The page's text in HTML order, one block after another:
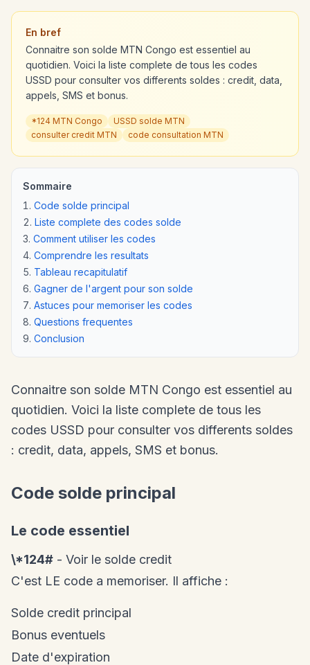
En bref
Connaitre son solde MTN Congo est essentiel au
quotidien. Voici la liste complete de tous les codes
USSD pour consulter vos differents soldes : credit, data,
appels, SMS et bonus.
*124 MTN Congo
USSD solde MTN
consulter credit MTN
code consultation MTN
Sommaire
Code solde principal
Liste complete des codes solde
Comment utiliser les codes
Comprendre les resultats
Tableau recapitulatif
Gagner de l'argent pour son solde
Astuces pour memoriser les codes
Questions frequentes
Conclusion
Connaitre son solde MTN Congo est essentiel au
quotidien. Voici la liste complete de tous les
codes USSD pour consulter vos differents soldes
: credit, data, appels, SMS et bonus.
Code solde principal
Le code essentiel
\*124# - Voir le solde credit
C'est LE code a memoriser. Il affiche :
Solde credit principal
Bonus eventuels
Date d'expiration